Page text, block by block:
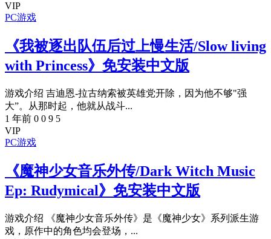
VIP
PC游戏
《我被逐出队伍后过上慢生活/Slow living
with Princess》免安装中文版
游戏介绍 吉迪恩-拉古纳索被英雄党开除，因为他不够"强
大”。从那时起，他就从战斗...
1 年前 0 0 9 5
VIP
PC游戏
《魔神少女音乐外传/Dark Witch Music
Ep: Rudymical》免安装中文版
游戏介绍 《魔神少女音乐外传》是《魔神少女》系列派生游
戏，原作中的角色均会登场，...